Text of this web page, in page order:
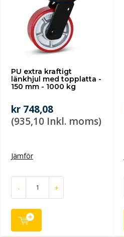
PU extra kraftigt
länkhjul med topplatta -
150 mm - 1000 kg
kr 748,08
(935,10 Inkl. moms)
Jämför
- +